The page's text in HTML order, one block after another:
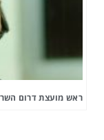
ראש מועצת דרום